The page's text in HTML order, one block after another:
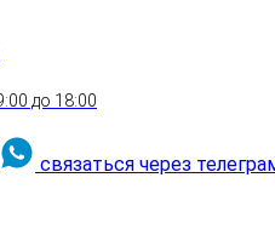
до 18:00
связаться через